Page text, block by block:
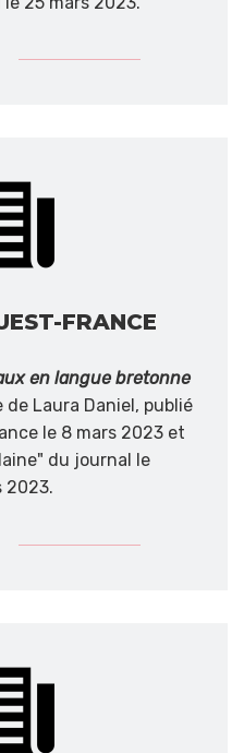
FRANCE
en langue bretonne
de Laura Daniel, publié
le 8 mars 2023 et
du journal le
2023.